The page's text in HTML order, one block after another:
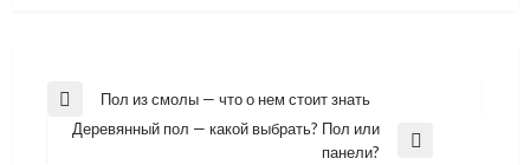
Навигация
Previous
Post
Пол из смолы — что о нем стоит знать
Деревянный пол — какой выбрать? Пол или
панели?